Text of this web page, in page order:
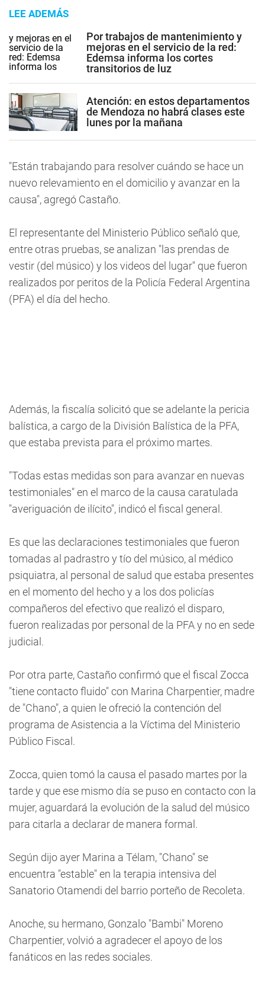
LEE ADEMÁS
Por trabajos de mantenimiento y
mejoras en el servicio de la red:
Edemsa informa los cortes
transitorios de luz
Atención: en estos departamentos
de Mendoza no habrá clases este
lunes por la mañana
"Están trabajando para resolver cuándo se hace un
nuevo relevamiento en el domicilio y avanzar en la
causa", agregó Castaño.
El representante del Ministerio Público señaló que,
entre otras pruebas, se analizan "las prendas de
vestir (del músico) y los videos del lugar" que fueron
realizados por peritos de la Policía Federal Argentina
(PFA) el día del hecho.
Además, la fiscalía solicitó que se adelante la pericia
balística, a cargo de la División Balística de la PFA,
que estaba prevista para el próximo martes.
"Todas estas medidas son para avanzar en nuevas
testimoniales" en el marco de la causa caratulada
"averiguación de ilícito", indicó el fiscal general.
Es que las declaraciones testimoniales que fueron
tomadas al padrastro y tío del músico, al médico
psiquiatra, al personal de salud que estaba presentes
en el momento del hecho y a los dos policías
compañeros del efectivo que realizó el disparo,
fueron realizadas por personal de la PFA y no en sede
judicial.
Por otra parte, Castaño confirmó que el fiscal Zocca
"tiene contacto fluido" con Marina Charpentier, madre
de "Chano", a quien le ofreció la contención del
programa de Asistencia a la Víctima del Ministerio
Público Fiscal.
Zocca, quien tomó la causa el pasado martes por la
tarde y que ese mismo día se puso en contacto con la
mujer, aguardará la evolución de la salud del músico
para citarla a declarar de manera formal.
Según dijo ayer Marina a Télam, "Chano" se
encuentra "estable" en la terapia intensiva del
Sanatorio Otamendi del barrio porteño de Recoleta.
Anoche, su hermano, Gonzalo "Bambi" Moreno
Charpentier, volvió a agradecer el apoyo de los
fanáticos en las redes sociales.